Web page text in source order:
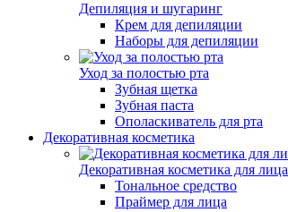
Депиляция и шугаринг
Крем для депиляции
Наборы для депиляции
Уход за полостью рта
Зубная щетка
Зубная паста
Ополаскиватель для рта
Декоративная косметика
Декоративная косметика для лица
Тональное средство
Праймер для лица